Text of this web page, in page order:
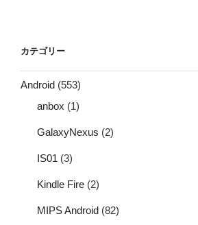
カテゴリー
Android (553)
anbox (1)
GalaxyNexus (2)
IS01 (3)
Kindle Fire (2)
MIPS Android (82)